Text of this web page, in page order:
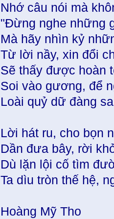
Nhớ câu nói mà
"Đừng nghe những
Mà hãy nhìn kỷ
Từ lời nầy, xin đổi
Sẽ thấy được hoàn
Soi vào gương, để
Loài quỷ dữ đàng
Lời hát ru, cho bọn
Dần đưa bây, rời
Dù lặn lội cố tìm
Ta dìu tròn thế hệ,
Hoàng Mỹ Tho